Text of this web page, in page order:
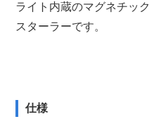
ライト内蔵のマグネチック
スターラーです。
仕様